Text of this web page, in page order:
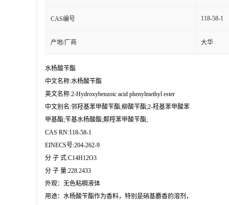
CAS编号 118-58-1
产地/厂商 大华
水杨酸苄酯
中文名称:水杨酸苄酯
英文名称:2-Hydroxybenzoic acid phenylmethyl ester
中文别名:邻羟基苯甲酸苄酯;柳酸苄酯;2-羟基苯甲酸苯
甲基酯;苄基水杨酸酯;鄰羥苯甲酸苄酯;
CAS RN:118-58-1
EINECS号:204-262-9
分 子 式:C14H12O3
分 子 量:228.2433
外观：无色粘稠液体
用途：水杨酸苄酯作为香料，特别是硝基麝香的溶剂，